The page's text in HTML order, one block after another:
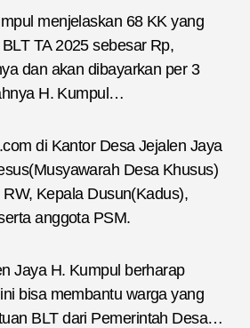
menjelaskan 68 KK yang
TA 2025 sebesar Rp,
dan akan dibayarkan per 3
H. Kumpul…
di Kantor Desa Jejalen Jaya
Desa Khusus)
Kepala Dusun(Kadus),
anggota PSM.
Jaya H. Kumpul berharap
bisa membantu warga yang
BLT dari Pemerintah Desa…